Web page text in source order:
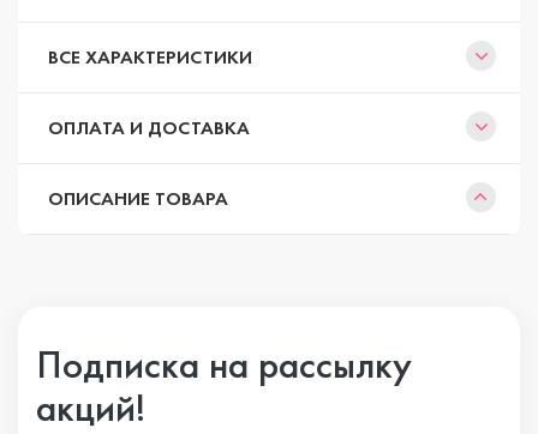
ВСЕ ХАРАКТЕРИСТИКИ
ОПЛАТА И ДОСТАВКА
ОПИСАНИЕ ТОВАРА
Подписка на рассылку
акций!